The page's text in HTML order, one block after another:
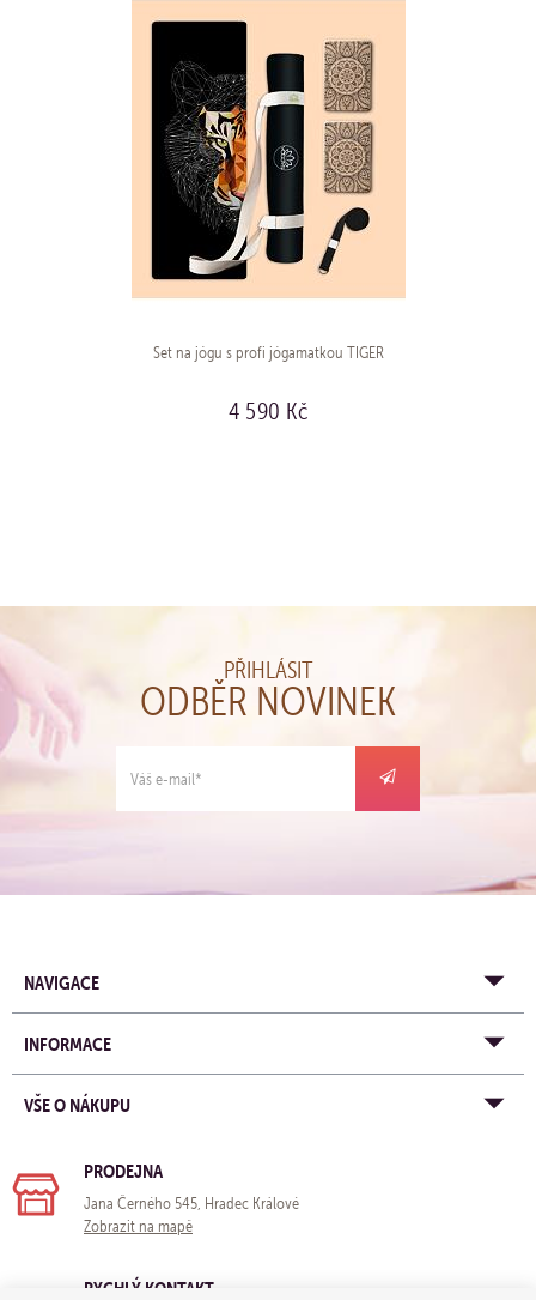
Set na jógu s profi jógamatkou TIGER
4 590 Kč
PŘIHLÁSIT
ODBĚR NOVINEK
NAVIGACE
INFORMACE
VŠE O NÁKUPU
PRODEJNA
Jana Černého 545, Hradec Králové
Zobrazit na mapě
RYCHLÝ KONTAKT